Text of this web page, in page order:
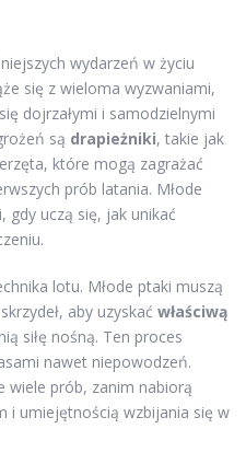
wydarzeń w życiu
się z wieloma wyzwaniami,
dojrzałymi i samodzielnymi
są drapieżniki, takie jak
które mogą zagrażać
prób latania. Młode
gdy uczą się, jak unikać
lotu. Młode ptaki muszą
aby uzyskać właściwą
siłę nośną. Ten proces
nawet niepowodzeń.
wiele prób, zanim nabiorą
i umiejętnością wzbijania się w